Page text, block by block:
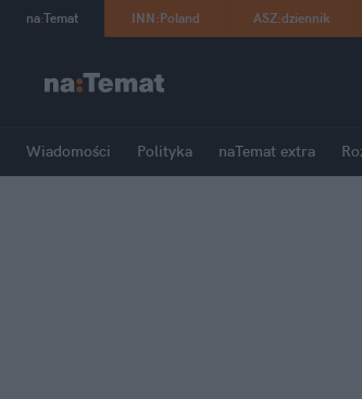
na:Temat INN:Poland ASZ:dziennik
Wiadomości Polityka naTemat extra